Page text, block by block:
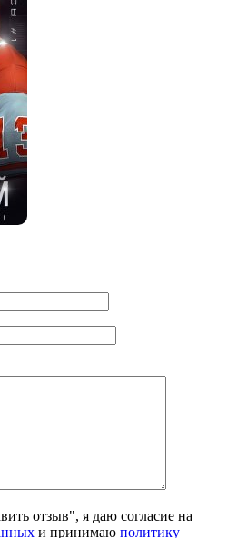
отзыв", я даю согласие на
и принимаю политику